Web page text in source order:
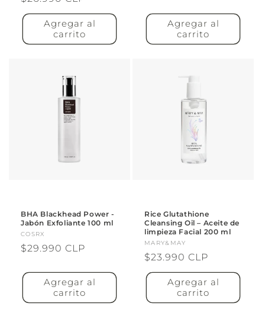
habitual
Agregar al
carrito
Agregar al
carrito
BHA Blackhead Power -
Jabón Exfoliante 100 ml
Proveedor:
COSRX
Precio
$29.990 CLP
Agregar al
carrito
Rice Glutathione
Cleansing Oil – Aceite de
limpieza Facial 200 ml
Proveedor:
MARY&MAY
Precio
habitual
$23.990 CLP
Agregar al
carrito